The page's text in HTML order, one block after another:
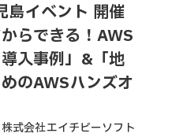
イベント 開催
らできる！AWS
入事例」&「地
のAWSハンズオ
式会社エイチビーソフト